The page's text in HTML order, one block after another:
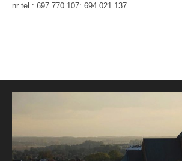
nr tel.: 697 770 107: 694 021 137